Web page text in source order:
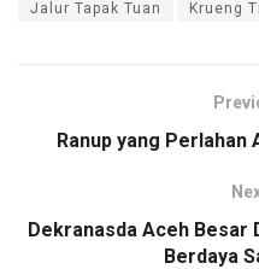
Jalur Tapak Tuan Krueng
Ranup yang Perlahan
Dekranasda Aceh Besar
Berdaya